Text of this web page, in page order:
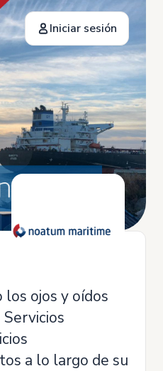
Iniciar sesión
ojos y oídos
a lo largo de su